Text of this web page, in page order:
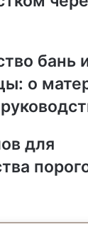
бань
о
для